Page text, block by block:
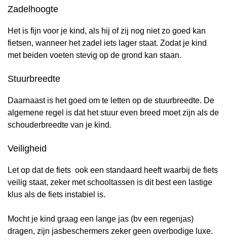
Zadelhoogte
Het is fijn voor je kind, als hij of zij nog niet zo goed kan
fietsen, wanneer het zadel iets lager staat. Zodat je kind
met beiden voeten stevig op de grond kan staan.
Stuurbreedte
Daarnaast is het goed om te letten op de stuurbreedte. De
algemene regel is dat het stuur even breed moet zijn als de
schouderbreedte van je kind.
Veiligheid
Let op dat de fiets ook een standaard heeft waarbij de fiets
veilig staat, zeker met schooltassen is dit best een lastige
klus als de fiets instabiel is.
Mocht je kind graag een lange jas (bv een regenjas)
dragen, zijn jasbeschermers zeker geen overbodige luxe.